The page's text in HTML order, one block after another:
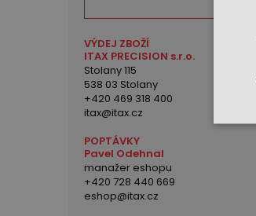
VÝDEJ ZBOŽÍ
ITAX PRECISION s.r.o.
Stolany 115
538 03 Stolany
+420 469 318 400
itax@itax.cz
POPTÁVKY
Pavel Odehnal
manažer eshopu
+420 728 440 669
eshop@itax.cz